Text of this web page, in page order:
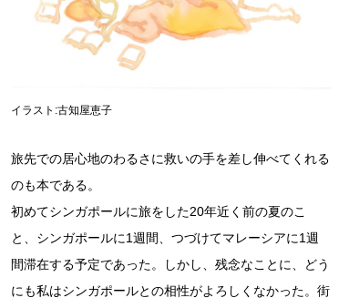
イラスト:古知屋恵子
旅先での居心地のわるさに救いの手を差し伸べてくれる
のも本である。
初めてシンガポールに旅をした20年近く前の夏のこ
と、シンガポールに1週間、つづけてマレーシアに1週
間滞在する予定であった。しかし、残念なことに、どう
にも私はシンガポールとの相性がよろしくなかった。街